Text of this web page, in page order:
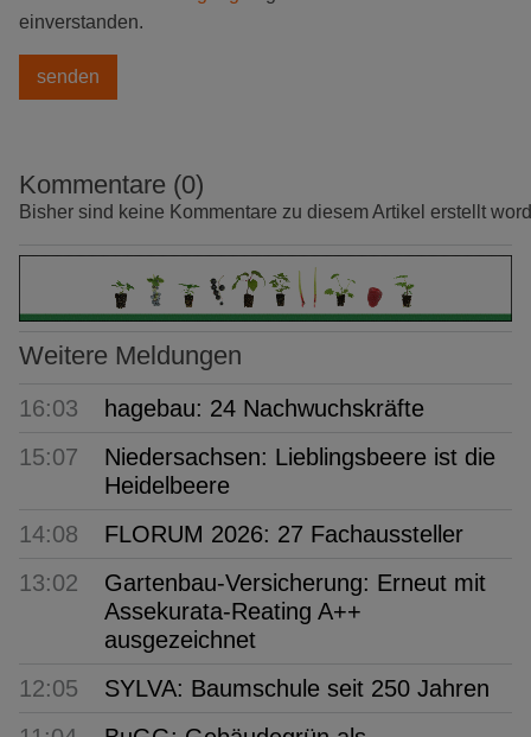
einverstanden.
Kommentare (0)
Bisher sind keine Kommentare zu diesem Artikel erstellt
Weitere Meldungen
16:03
hagebau: 24 Nachwuchskräfte
15:07
Niedersachsen: Lieblingsbeere ist die
Heidelbeere
14:08
FLORUM 2026: 27 Fachaussteller
13:02
Gartenbau-Versicherung: Erneut mit
Assekurata-Reating A++
ausgezeichnet
12:05
SYLVA: Baumschule seit 250 Jahren